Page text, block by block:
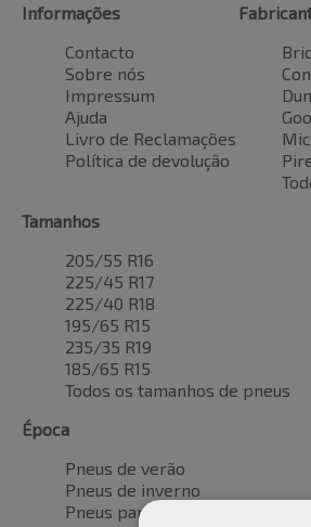
Informações
Contacto
Sobre nós
Impressum
Ajuda
Livro de Reclamações
Política de devolução
Tamanhos
205/55 R16
225/45 R17
225/40 R18
195/65 R15
235/35 R19
185/65 R15
Todos os tamanhos de pneus
Época
Pneus de verão
Pneus de inverno
Pneus para todas as estações